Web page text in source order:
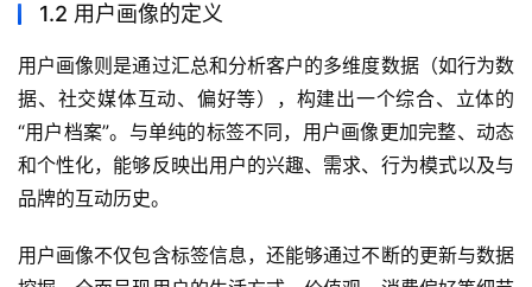
1.2 用户画像的定义
用户画像则是通过汇总和分析客户的多维度数据（如行为数
据、社交媒体互动、偏好等），构建出一个综合、立体的
“用户档案”。与单纯的标签不同，用户画像更加完整、动态
和个性化，能够反映出用户的兴趣、需求、行为模式以及与
品牌的互动历史。
用户画像不仅包含标签信息，还能够通过不断的更新与数据